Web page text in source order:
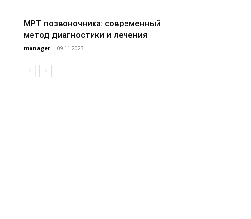
МРТ позвоночника: современный
метод диагностики и лечения
manager - 09.11.2023